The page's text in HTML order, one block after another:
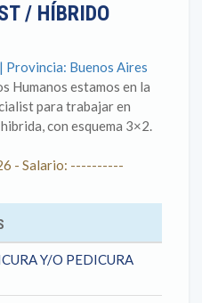
/ HÍBRIDO
Provincia: Buenos Aires
Humanos estamos en la
para trabajar en
con esquema 3×2.
- Salario: ----------
Y/O PEDICURA